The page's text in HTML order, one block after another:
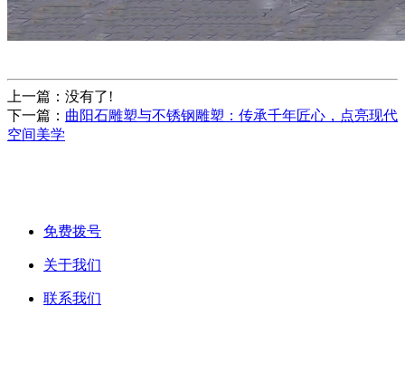
上一篇：没有了!
下一篇： 曲阳石雕塑与不锈钢雕塑：传承千年匠心，点亮现代
空间美学
免费拨号
关于我们
联系我们